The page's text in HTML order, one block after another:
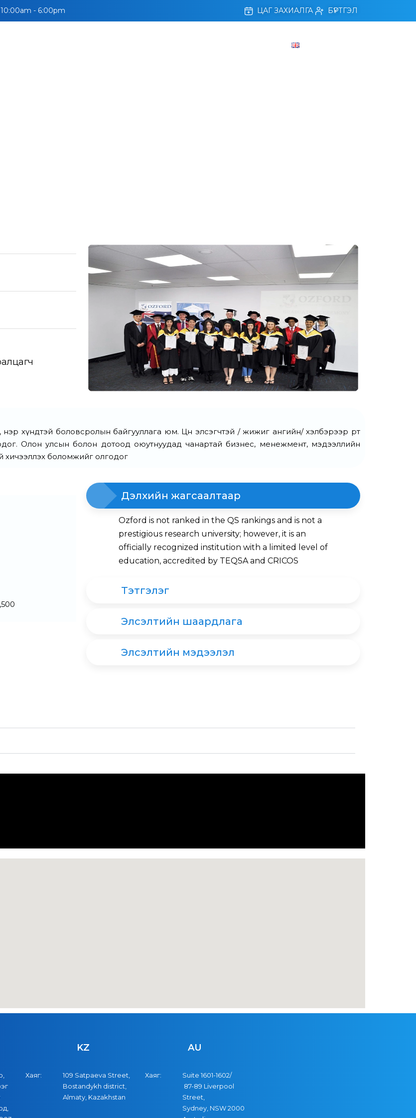
- 6:00pm ЦАГ ЗАХИАЛГА БҮРТГЭЛ
хүндтэй боловсролын байгууллага юм. Цөөн элсэгчтэй / жижиг ангийн/ хэлбэрээр өөртөө
Олон улсын болон дотоод оюутнуудад чанартай бизнес, менежмент, мэдээллийн
хичээллэх боломжийг олгодог
Дэлхийн жагсаалтаар
Ozford is not ranked in the QS rankings and is not a
prestigious research university; however, it is an
officially recognized institution with a limited level of
education, accredited by TEQSA and CRICOS
Тэтгэлэг
Элсэлтийн шаардлага
Элсэлтийн мэдээлэл
KZ
Хаяг:
109 Satpaeva Street,
Bostandykh district,
Almaty, Kazakhstan
AU
Хаяг:
Suite 1601-1602/
87-89 Liverpool
Street,
Sydney, NSW 2000